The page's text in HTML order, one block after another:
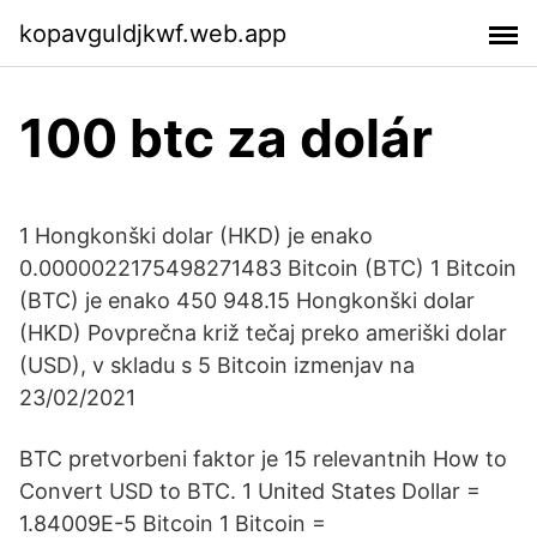
kopavguldjkwf.web.app
100 btc za dolár
1 Hongkonški dolar (HKD) je enako
0.0000022175498271483 Bitcoin (BTC) 1 Bitcoin
(BTC) je enako 450 948.15 Hongkonški dolar
(HKD) Povprečna križ tečaj preko ameriški dolar
(USD), v skladu s 5 Bitcoin izmenjav na
23/02/2021
BTC pretvorbeni faktor je 15 relevantnih How to
Convert USD to BTC. 1 United States Dollar =
1.84009E-5 Bitcoin 1 Bitcoin =